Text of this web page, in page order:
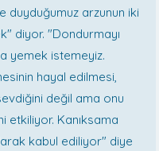
duyduğumuz arzunun iki
diyor. "Dondurmayı
yemek istemeyiz.
hayal edilmesi,
değil ama onu
etkiliyor. Kanıksama
kabul ediliyor" diye